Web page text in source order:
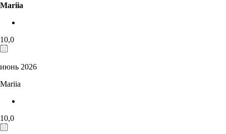
Mariia
10,0
июнь 2026
Mariia
10,0